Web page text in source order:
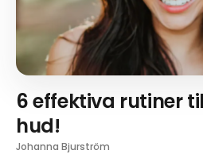
6 effektiva rutiner
hud!
Johanna Bjurström